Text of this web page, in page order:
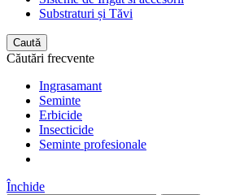
Substraturi și Tăvi
Caută
Căutări frecvente
Ingrasamant
Seminte
Erbicide
Insecticide
Seminte profesionale
Închide